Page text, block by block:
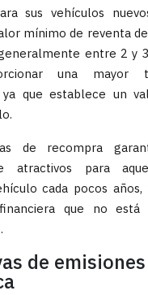
sus vehículos
mínimo de reventa
entre 2 y
una mayor
ya que establece un
de recompra
atractivos para
cada pocos
financiera que no
de